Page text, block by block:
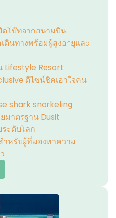
ดโบ๊ทจากสนามบิน
ดินทางพร้อมผู้สูงอายุและ
Lifestyle Resort
ดีไซน์ชิคเอาใจคน
shark snorkeling
มาตรฐาน Dusit
ะดับโลก
หรับผู้ที่มองหาความ